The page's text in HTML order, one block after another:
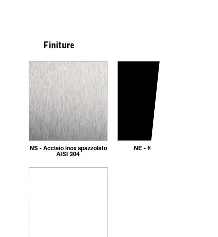
Finiture
NS - Acciaio inox spazzolato
AISI 304
NE - Nero opaco